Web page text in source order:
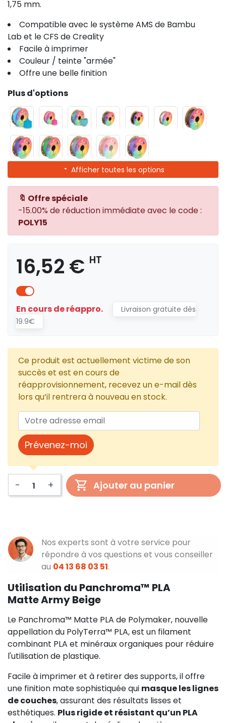
1,75 mm.
Compatible avec le système AMS de Bambu
Lab et le CFS de Creality
Facile à imprimer
Couleur / teinte "armée"
Offre une belle finition
Plus d'options
Afficher toutes les options
🔖 Offre spéciale
-15.00% de réduction immédiate avec le code :
POLY15
16,52 € HT
En cours de réappro.
Livraison gratuite dès
19.9€
Ce produit est actuellement victime de son
succès et est en cours de
réapprovisionnement, recevez un e-mail dès
lors qu’il rentrera à nouveau en stock.
Prévenez-moi
- + Ajouter au panier
Nos experts sont à votre service pour
répondre à vos questions et vous conseiller
au 04 13 68 03 51.
Utilisation du Panchroma™ PLA
Matte Army Beige
Le Panchroma™ Matte PLA de Polymaker, nouvelle
appellation du PolyTerra™ PLA, est un filament
combinant PLA et minéraux organiques pour réduire
l'utilisation de plastique.
Facile à imprimer et à retirer des supports, il offre
une finition mate sophistiquée qui masque les lignes
de couches, assurant des résultats lisses et
esthétiques. Plus rigide et résistant qu’un PLA